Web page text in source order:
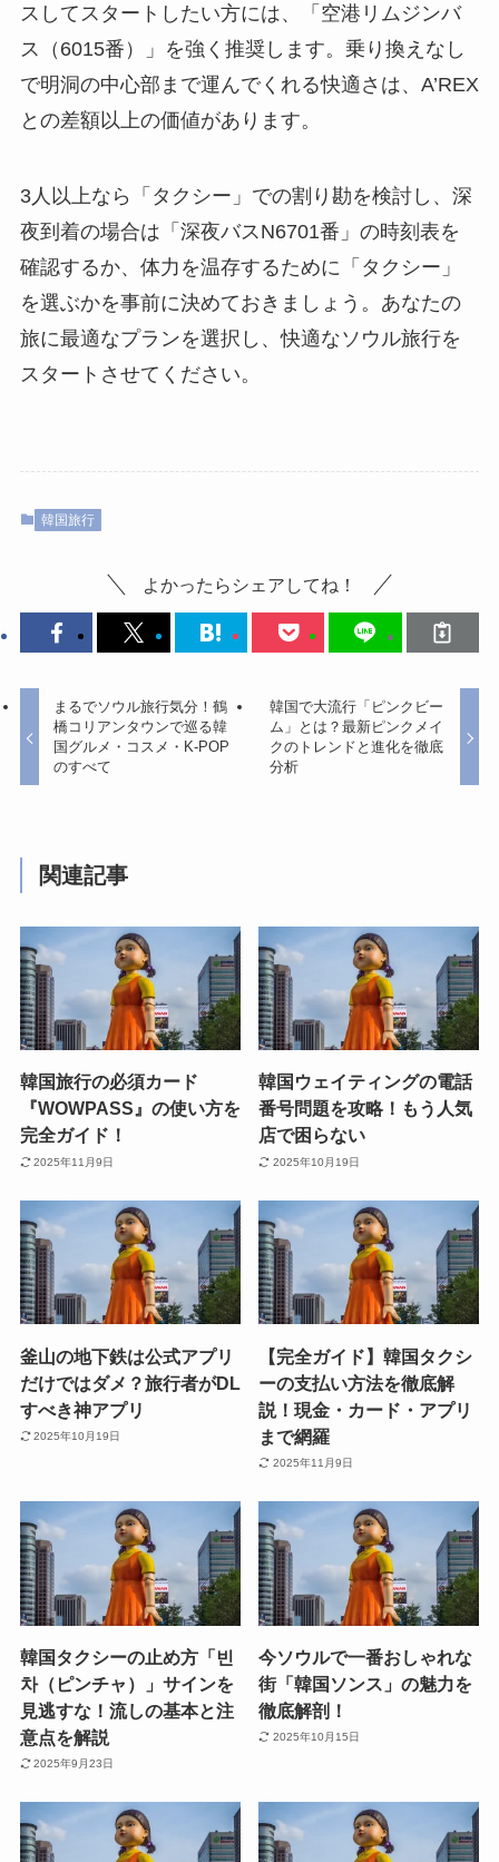
スしてスタートしたい方には、「空港リムジンバ
ス（6015番）」を強く推奨します。乗り換えなし
で明洞の中心部まで運んでくれる快適さは、A’REX
との差額以上の価値があります。
3人以上なら「タクシー」での割り勘を検討し、深
夜到着の場合は「深夜バスN6701番」の時刻表を
確認するか、体力を温存するために「タクシー」
を選ぶかを事前に決めておきましょう。あなたの
旅に最適なプランを選択し、快適なソウル旅行を
スタートさせてください。
韓国旅行
よかったらシェアしてね！
まるでソウル旅行気分！鶴
橋コリアンタウンで巡る韓
国グルメ・コスメ・K-POP
のすべて
韓国で大流行「ピンクビー
ム」とは？最新ピンクメイ
クのトレンドと進化を徹底
分析
関連記事
韓国旅行の必須カード
『WOWPASS』の使い方を
完全ガイド！
2025年11月9日
韓国ウェイティングの電話
番号問題を攻略！もう人気
店で困らない
2025年10月19日
釜山の地下鉄は公式アプリ
だけではダメ？旅行者がDL
すべき神アプリ
2025年10月19日
【完全ガイド】韓国タクシ
ーの支払い方法を徹底解
説！現金・カード・アプリ
まで網羅
2025年11月9日
韓国タクシーの止め方「빈
차（ピンチャ）」サインを
見逃すな！流しの基本と注
意点を解説
2025年9月23日
今ソウルで一番おしゃれな
街「韓国ソンス」の魅力を
徹底解剖！
2025年10月15日